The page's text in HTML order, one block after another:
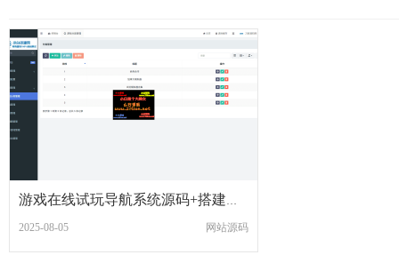
2025-08-05 网站源码